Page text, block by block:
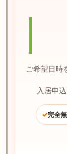
ご希望日時
入居申
✓完全